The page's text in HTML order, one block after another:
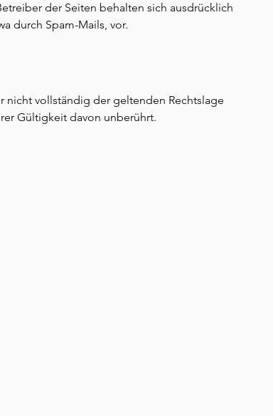
der Seiten behalten sich ausdrücklich
durch Spam-Mails, vor.
nicht vollständig der geltenden Rechtslage
Gültigkeit davon unberührt.